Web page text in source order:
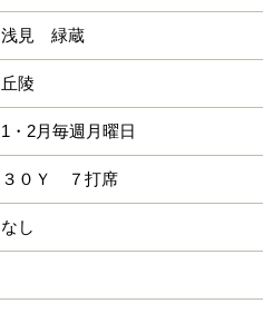
浅見 緑蔵
丘陵
1・2月毎週月曜日
３０Ｙ ７打席
なし